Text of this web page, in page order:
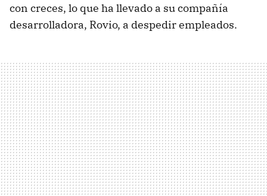
con creces, lo que ha llevado a su compañía
desarrolladora, Rovio, a despedir empleados.